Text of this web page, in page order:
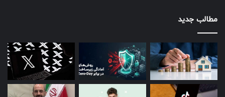
مطالب جدید